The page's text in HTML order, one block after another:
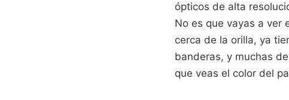
ópticos de alta
No es que vayas a ver
cerca de la orilla, ya
banderas, y muchas
que veas el color del